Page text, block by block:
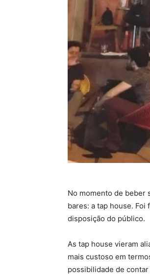
No momento de beber
bares: a tap house.
disposição do público.
As tap house vieram
mais custoso em
possibilidade de